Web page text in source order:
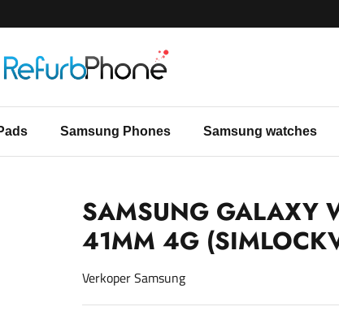
Samsung Phones Samsung watches
SAMSUNG GALAXY
41MM 4G
VerkoperSamsung